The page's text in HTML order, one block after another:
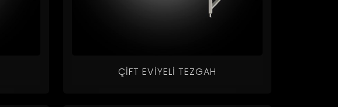
ÇIFT EVIYELI TEZGAH